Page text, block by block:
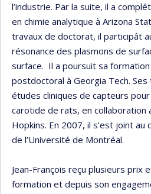
l’industrie. Par la suite, il a
en chimie analytique à Arizona
travaux de doctorat, il participât
résonance des plasmons de
surface. Il a poursuit sa
postdoctoral à Georgia Tech.
études cliniques de capteurs
carotide de rats, en collaboration
Hopkins. En 2007, il s’est joint
de l’Université de Montréal.
Jean-François reçu plusieurs prix
formation et depuis son